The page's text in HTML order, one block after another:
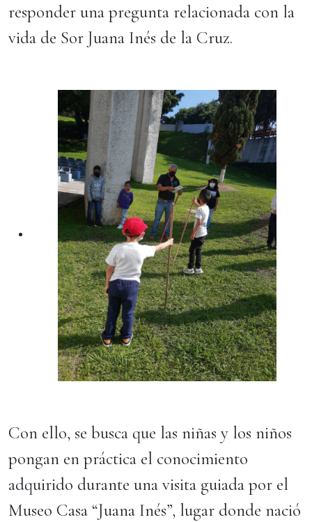
responder una pregunta relacionada con la
vida de Sor Juana Inés de la Cruz.
Con ello, se busca que las niñas y los niños
pongan en práctica el conocimiento
adquirido durante una visita guiada por el
Museo Casa “Juana Inés”, lugar donde nació